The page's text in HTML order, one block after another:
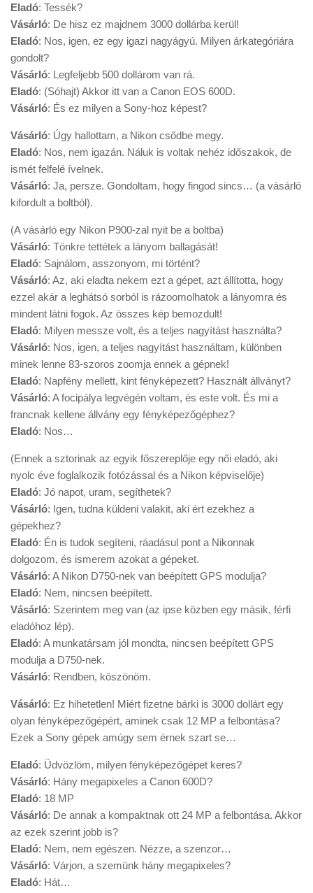
Eladó: Tessék?
Vásárló: De hisz ez majdnem 3000 dollárba kerül!
Eladó: Nos, igen, ez egy igazi nagyágyú. Milyen árkategóriára
gondolt?
Vásárló: Legfeljebb 500 dollárom van rá.
Eladó: (Sóhajt) Akkor itt van a Canon EOS 600D.
Vásárló: És ez milyen a Sony-hoz képest?
Vásárló: Úgy hallottam, a Nikon csődbe megy.
Eladó: Nos, nem igazán. Náluk is voltak nehéz időszakok, de
ismét felfelé ívelnek.
Vásárló: Ja, persze. Gondoltam, hogy fingod sincs… (a vásárló
kifordult a boltból).
(A vásárló egy Nikon P900-zal nyit be a boltba)
Vásárló: Tönkre tettétek a lányom ballagását!
Eladó: Sajnálom, asszonyom, mi történt?
Vásárló: Az, aki eladta nekem ezt a gépet, azt állította, hogy
ezzel akár a leghátsó sorból is rázoomolhatok a lányomra és
mindent látni fogok. Az összes kép bemozdult!
Eladó: Milyen messze volt, és a teljes nagyítást használta?
Vásárló: Nos, igen, a teljes nagyítást használtam, különben
minek lenne 83-szoros zoomja ennek a gépnek!
Eladó: Napfény mellett, kint fényképezett? Használt állványt?
Vásárló: A focipálya legvégén voltam, és este volt. És mi a
francnak kellene állvány egy fényképezőgéphez?
Eladó: Nos…
(Ennek a sztorinak az egyik főszereplője egy női eladó, aki
nyolc éve foglalkozik fotózással és a Nikon képviselője)
Eladó: Jó napot, uram, segíthetek?
Vásárló: Igen, tudna küldeni valakit, aki ért ezekhez a
gépekhez?
Eladó: Én is tudok segíteni, ráadásul pont a Nikonnak
dolgozom, és ismerem azokat a gépeket.
Vásárló: A Nikon D750-nek van beépített GPS modulja?
Eladó: Nem, nincsen beépített.
Vásárló: Szerintem meg van (az ipse közben egy másik, férfi
eladóhoz lép).
Eladó: A munkatársam jól mondta, nincsen beépített GPS
modulja a D750-nek.
Vásárló: Rendben, köszönöm.
Vásárló: Ez hihetetlen! Miért fizetne bárki is 3000 dollárt egy
olyan fényképezőgépért, aminek csak 12 MP a felbontása?
Ezek a Sony gépek amúgy sem érnek szart se…
Eladó: Üdvözlöm, milyen fényképezőgépet keres?
Vásárló: Hány megapixeles a Canon 600D?
Eladó: 18 MP
Vásárló: De annak a kompaktnak ott 24 MP a felbontása. Akkor
az ezek szerint jobb is?
Eladó: Nem, nem egészen. Nézze, a szenzor…
Vásárló: Várjon, a szemünk hány megapixeles?
Eladó: Hát…